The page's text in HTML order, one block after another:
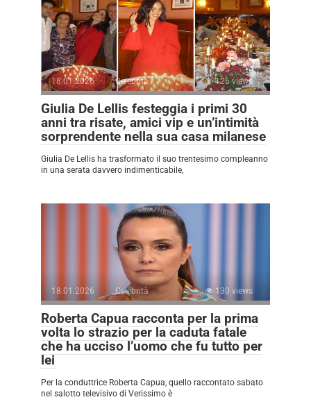
18.01.2026 Celebrità 126 views
Giulia De Lellis festeggia i primi 30
anni tra risate, amici vip e un’intimità
sorprendente nella sua casa milanese
Giulia De Lellis ha trasformato il suo trentesimo compleanno
in una serata davvero indimenticabile,
18.01.2026 Celebrità 130 views
Roberta Capua racconta per la prima
volta lo strazio per la caduta fatale
che ha ucciso l’uomo che fu tutto per
lei
Per la conduttrice Roberta Capua, quello raccontato sabato
nel salotto televisivo di Verissimo è